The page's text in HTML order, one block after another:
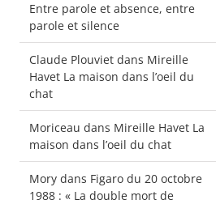
Entre parole et absence, entre
parole et silence
Claude Plouviet dans Mireille
Havet La maison dans l’oeil du
chat
Moriceau dans Mireille Havet La
maison dans l’oeil du chat
Mory dans Figaro du 20 octobre
1988 : « La double mort de